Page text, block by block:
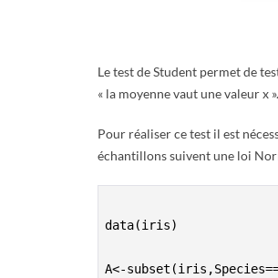
Le test de Student permet de
« la moyenne vaut une valeur x ».
Pour réaliser ce test il est
échantillons suivent une loi
data(iris)
A<-